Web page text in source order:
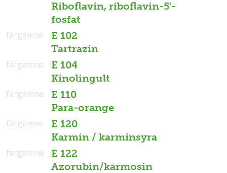
Riboflavin, riboflavin-5'-
fosfat
E 102
Tartrazin
färgämne
E 104
Kinolingult
färgämne
E 110
Para-orange
färgämne
E 120
Karmin / karminsyra
färgämne
E 122
Azorubin/karmosin
färgämne